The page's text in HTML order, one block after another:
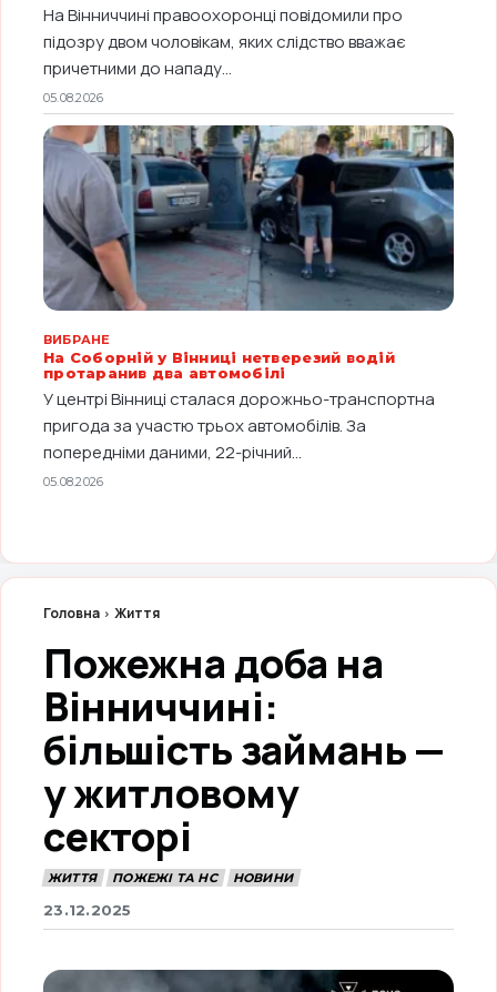
На Вінниччині правоохоронці повідомили про
підозру двом чоловікам, яких слідство вважає
причетними до нападу...
05.08.2026
ВИБРАНЕ
На Соборній у Вінниці нетверезий водій
протаранив два автомобілі
У центрі Вінниці сталася дорожньо-транспортна
пригода за участю трьох автомобілів. За
попередніми даними, 22-річний...
05.08.2026